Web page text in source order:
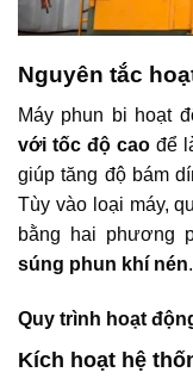
Nguyên tắc
Máy phun bi hoạt
với tốc độ cao để
giúp tăng độ bám
Tùy vào loại máy,
bằng hai phương
súng phun khí nén.
Quy trình hoạt
Kích hoạt hệ